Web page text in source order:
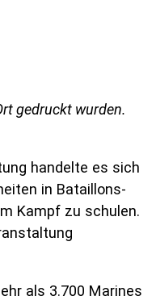
gedruckt wurden.
handelte es sich
in Bataillons-
Kampf zu schulen.
als 3.700 Marines